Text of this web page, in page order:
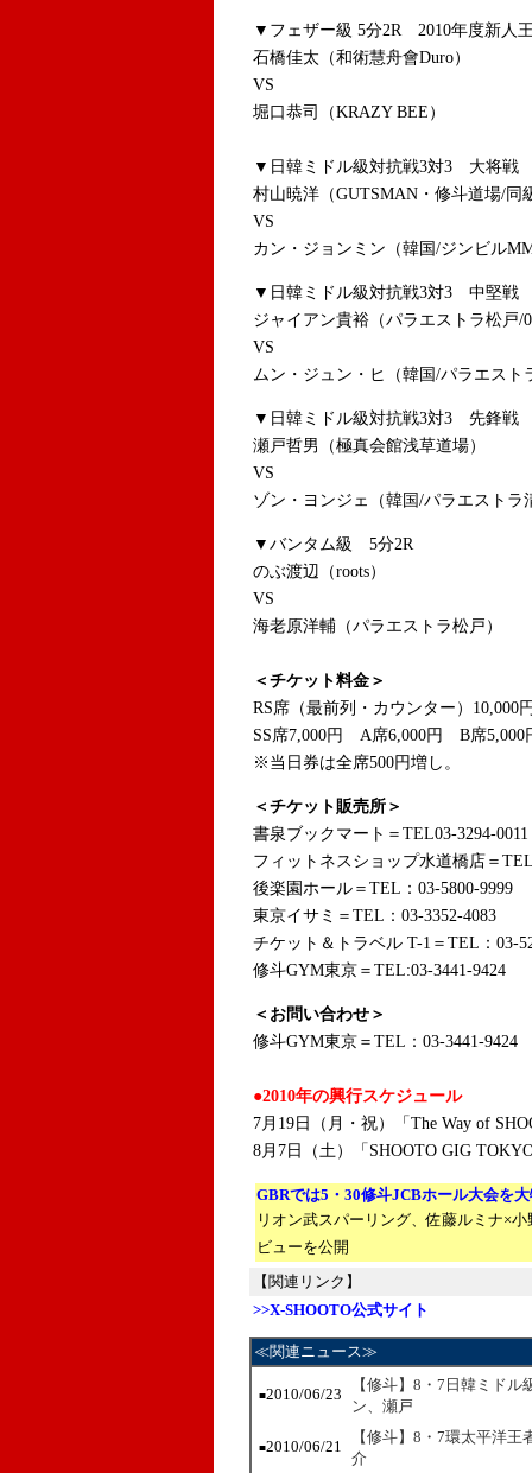
▼フェザー級 5分2R 2010年度新人
石橋佳太（和術慧舟會Duro）
VS
堀口恭司（KRAZY BEE）
▼日韓ミドル級対抗戦3対3 大将戦
村山暁洋（GUTSMAN・修斗道場/同
VS
カン・ジョンミン（韓国/ジンビル
▼日韓ミドル級対抗戦3対3 中堅戦
ジャイアン貴裕（パラエストラ松戸/
VS
ムン・ジュン・ヒ（韓国/パラエスト
▼日韓ミドル級対抗戦3対3 先鋒戦
瀬戸哲男（極真会館浅草道場）
VS
ゾン・ヨンジェ（韓国/パラエストラ
▼バンタム級 5分2R
のぶ渡辺（roots）
VS
海老原洋輔（パラエストラ松戸）
＜チケット料金＞
RS席（最前列・カウンター）10,000
SS席7,000円 A席6,000円 B席5,000
※当日券は全席500円増し。
＜チケット販売所＞
書泉ブックマート＝TEL03-3294-0011
フィットネスショップ水道橋店＝
後楽園ホール＝TEL：03-5800-9999
東京イサミ＝TEL：03-3352-4083
チケット＆トラベル T-1＝TEL：03-
修斗GYM東京＝TEL:03-3441-9424
＜お問い合わせ＞
修斗GYM東京＝TEL：03-3441-9424
●2010年の興行スケジュール
7月19日（月・祝）「The Way of
8月7日（土）「SHOOTO GIG
GBRでは5・30修斗JCBホール大会を
リオン武スパーリング、佐藤ルミナ×
ビューを公開
【関連リンク】
>>X-SHOOTO公式サイト
≪関連ニュース≫
■2010/06/23
【修斗】8・7日韓ミド
ン、瀬戸
■2010/06/21
【修斗】8・7環太平洋
介